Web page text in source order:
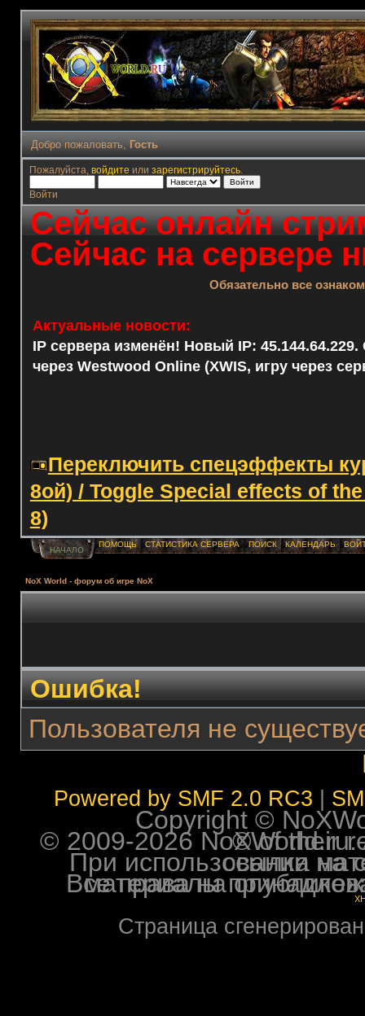
Добро пожаловать, Гость
Пожалуйста, войдите или зарегистрируйтесь.
Войти
Сейчас онлайн
Сейчас на сервере
Обязательно все
Актуальные новости:
IP сервера изменён! Новый IP: 45.144.64.229.
через Westwood Online (XWIS, игру через
Переключить спецэффекты
8ой) / Toggle Special effects of
8)
НАЧАЛО
ПОМОЩЬ СТАТИСТИКА СЕРВЕРА ПОИСК КАЛЕНДАРЬ
NoX World - форум об игре NoX
Ошибка!
Пользователя не
Powered by SMF 2.0 RC3
Copyright ©
© 2009-2026 NoXWorld.ru. All
При использовании
Все права на опубликованные на форуме
Страница